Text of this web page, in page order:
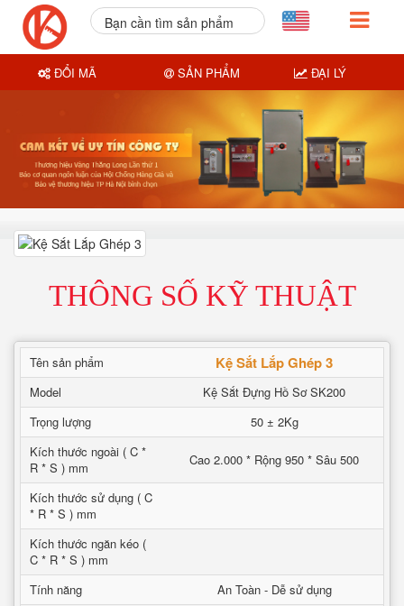
THÔNG SỐ KỸ THUẬT
Tên sản phẩm Kệ Sắt Lắp Ghép 3
Model
Kệ Sắt Đựng Hồ Sơ SK200
Trọng lượng
50 ± 2Kg
Kích thước ngoài ( C *
R * S ) mm
Cao 2.000 * Rộng 950 * Sâu 500
Kích thước sử dụng ( C
* R * S ) mm
Kích thước ngăn kéo (
C * R * S ) mm
Tính năng
An Toàn - Dễ sử dụng
Bạn cần tìm sản phẩm
ĐỔI MÃ SẢN PHẨM ĐẠI LÝ